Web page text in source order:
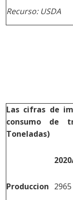
Recurso: USDA
Las cifras de
consumo de
Toneladas)
Produccion 2965